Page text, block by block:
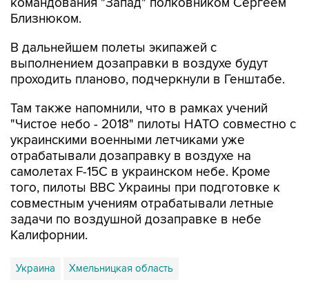
В дальнейшем полеты экипажей с
проходить планово, подчеркнули в Генштабе.
Там также напомнили, что в рамках учений
украинскими военными летчиками уже
отрабатывали дозаправку в воздухе на
самолетах F-15C в украинском небе. Кроме
того, пилоты ВВС Украины при подготовке к
совместным учениям отрабатывали летные
задачи по воздушной дозаправке в небе
Калифорнии.
Украина Хмельницкая область